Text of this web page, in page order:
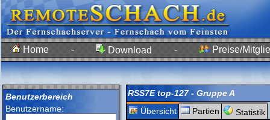
Home - Download - Preise/
Benutzerbereich
Benutzername:
RSS7E top-127 - Gruppe A
Übersicht
Partien
Statistik